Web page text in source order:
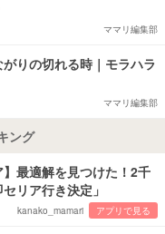
ママリ編集部
りの切れる時｜モラハラ
ママリ編集部
ング
最適解を見つけた！2千
リア行き決定」
kanako_mamari アプリで見る